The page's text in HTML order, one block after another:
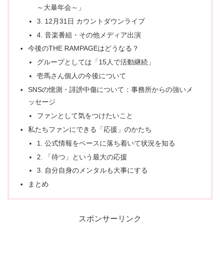
～大暴年会～」
3. 12月31日 カウントダウンライブ
4. 音楽番組・その他メディア出演
今後のTHE RAMPAGEはどうなる？
グループとしては「15人で活動継続」
壱馬さん個人の今後について
SNSの憶測・誹謗中傷について：事務所からの強いメ
ッセージ
ファンとして気をつけたいこと
私たちファンにできる「応援」のかたち
1. 公式情報をベースに落ち着いて状況を知る
2. 「待つ」という最大の応援
3. 自分自身のメンタルも大事にする
まとめ
スポンサーリンク